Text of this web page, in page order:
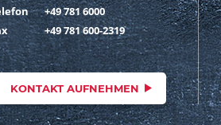
+49 781 6000
+49 781 600-2319
KONTAKT AUFNEHMEN